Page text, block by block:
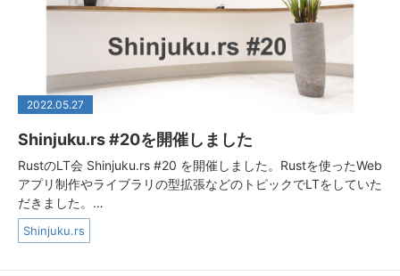
2022.05.27
Shinjuku.rs #20を開催しました
RustのLT会 Shinjuku.rs #20 を開催しました。Rustを使ったWeb
アプリ制作やライブラリの型拡張などのトピックでLTをしていた
だきました。…
Shinjuku.rs